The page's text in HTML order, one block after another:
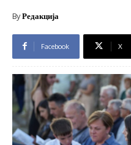
ByРедакција
Facebook X